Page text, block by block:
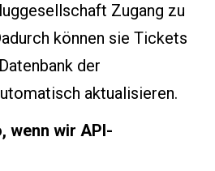
Zugang zu
können sie Tickets
der
aktualisieren.
wenn wir API-